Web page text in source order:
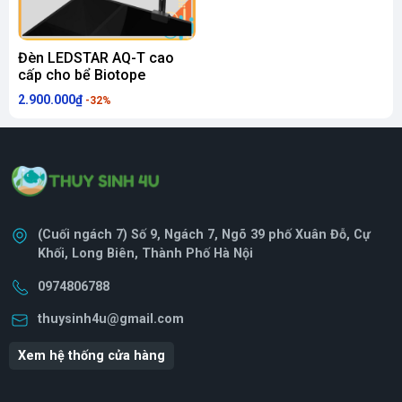
Đèn LEDSTAR AQ-T cao
cấp cho bể Biotope
2.900.000₫ -32%
(Cuối ngách 7) Số 9, Ngách 7, Ngõ 39 phố Xuân Đỗ, Cự
Khối, Long Biên, Thành Phố Hà Nội
0974806788
thuysinh4u@gmail.com
Xem hệ thống cửa hàng